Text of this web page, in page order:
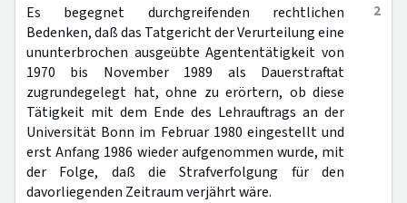
2
Es begegnet durchgreifenden rechtlichen
Bedenken, daß das Tatgericht der Verurteilung eine
ununterbrochen ausgeübte Agententätigkeit von
1970 bis November 1989 als Dauerstraftat
zugrundegelegt hat, ohne zu erörtern, ob diese
Tätigkeit mit dem Ende des Lehrauftrags an der
Universität Bonn im Februar 1980 eingestellt und
erst Anfang 1986 wieder aufgenommen wurde, mit
der Folge, daß die Strafverfolgung für den
davorliegenden Zeitraum verjährt wäre.